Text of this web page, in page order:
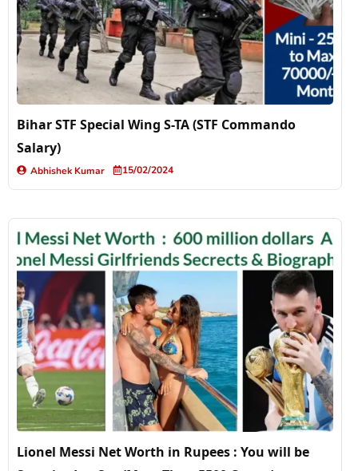
Bihar STF Special Wing S-TA (STF Commando
Salary)
Abhishek Kumar 15/02/2024
Lionel Messi Net Worth in Rupees : You will be